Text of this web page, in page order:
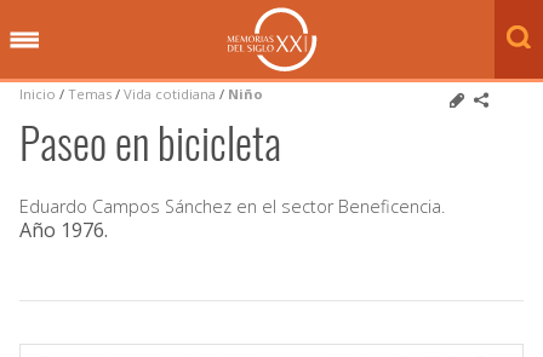
Inicio / Temas / Vida cotidiana / Niño
Paseo en bicicleta
Eduardo Campos Sánchez en el sector Beneficencia.
Año 1976.